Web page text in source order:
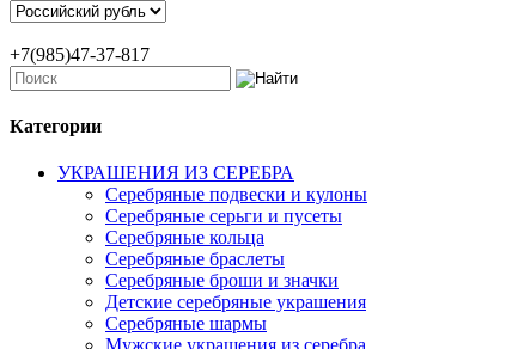
+7(985)47-37-817
Категории
УКРАШЕНИЯ ИЗ СЕРЕБРА
Серебряные подвески и кулоны
Серебряные серьги и пусеты
Серебряные кольца
Серебряные браслеты
Серебряные броши и значки
Детские серебряные украшения
Серебряные шармы